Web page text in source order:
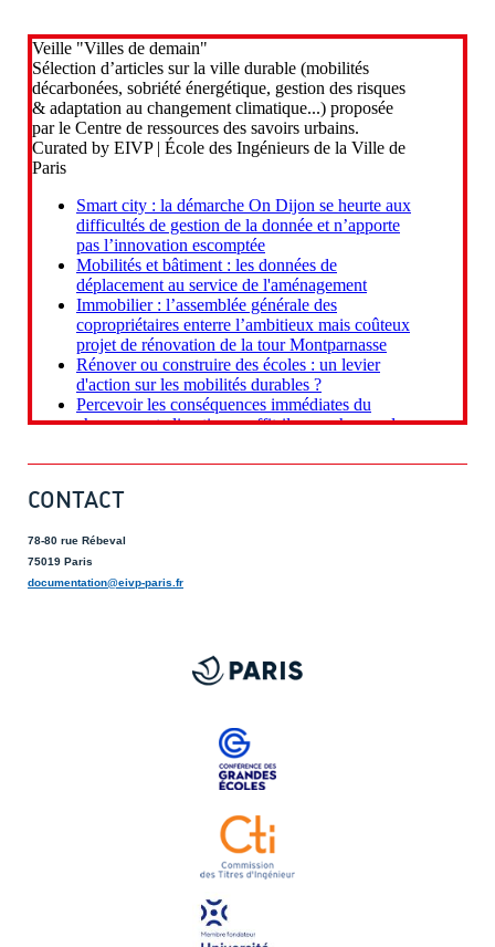
CONTACT
78-80 rue Rébeval
75019 Paris
documentation@eivp-paris.fr